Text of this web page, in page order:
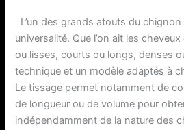
L’un des grands atouts du
universalité. Que l’on ait les
ou lisses, courts ou longs, denses
technique et un modèle adaptés à
Le tissage permet notamment de
de longueur ou de volume pour
indépendamment de la nature des